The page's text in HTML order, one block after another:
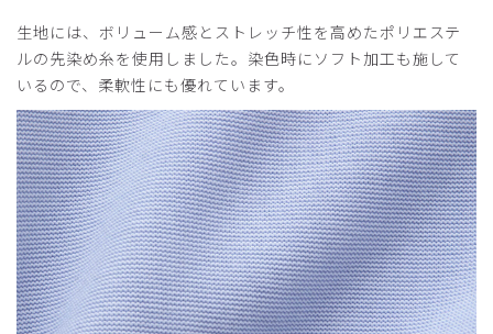
生地には、ボリューム感とストレッチ性を高めたポリエステ
ルの先染め糸を使用しました。染色時にソフト加工も施して
いるので、柔軟性にも優れています。